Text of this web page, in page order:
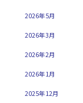
2026年5月
2026年3月
2026年2月
2026年1月
2025年12月